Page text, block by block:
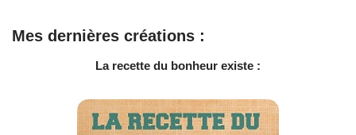
Mes dernières créations :
La recette du bonheur existe :